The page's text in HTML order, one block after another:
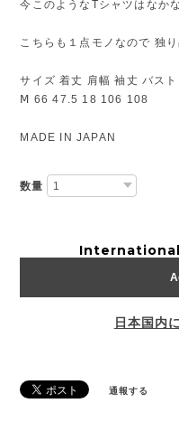
今このようなTシャツはなか
こちらも１点モノなので 独
サイズ 着丈 肩幅 袖丈 バスト
Ⅿ 66 47.5 18 106 108
MADE IN JAPAN
数量
日本国内
通報する